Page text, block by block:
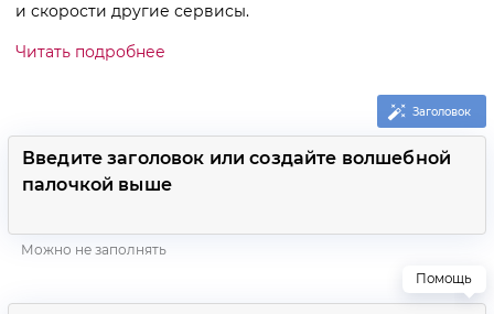
и скорости другие сервисы.
Читать подробнее
Заголовок
Можно не заполнять
Помощь